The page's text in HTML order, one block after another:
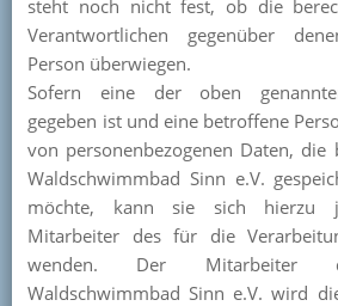
steht noch nicht fest, ob die
Verantwortlichen gegenüber
Person überwiegen.
Sofern eine der oben
gegeben ist und eine betroffene
von personenbezogenen Daten, die
Waldschwimmbad Sinn e.V.
möchte, kann sie sich hierzu
Mitarbeiter des für die
wenden. Der Mitarbeiter
Waldschwimmbad Sinn e.V. wird